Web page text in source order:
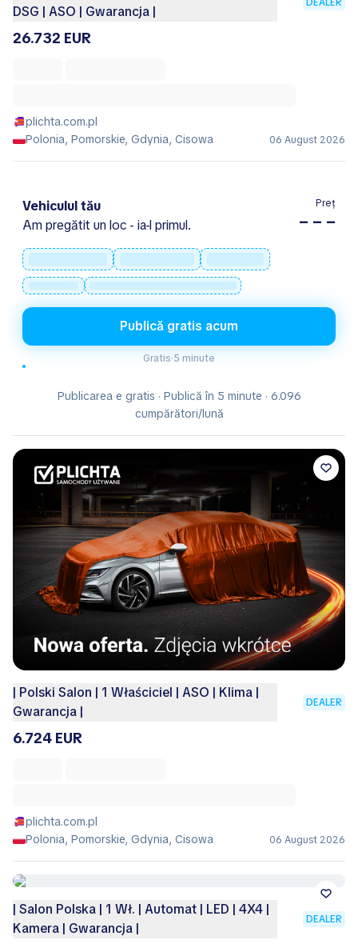
DSG | ASO | Gwarancja |
26.732 EUR
plichta.com.pl
Polonia, Pomorskie, Gdynia, Cisowa
06 August 2026
Vehiculul tău
Am pregătit un loc - ia-l primul.
Preț
– – –
Publică gratis acum
Gratis·5 minute
Publicarea e gratis · Publică în 5 minute · 6.096
cumpărători/lună
| Polski Salon | 1 Właściciel | ASO | Klima |
Gwarancja |
DEALER
6.724 EUR
plichta.com.pl
Polonia, Pomorskie, Gdynia, Cisowa
06 August 2026
| Salon Polska | 1 Wł. | Automat | LED | 4X4 |
Kamera | Gwarancja |
DEALER